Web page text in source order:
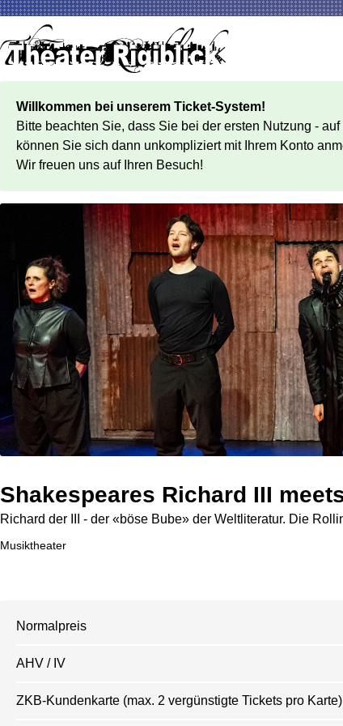
Willkommen bei unserem Ticket-System!
Bitte beachten Sie, dass Sie bei der ersten Nutzung -
können Sie sich dann unkompliziert mit Ihrem Konto
Wir freuen uns auf Ihren Besuch!
Shakespeares Richard III
Richard der III - der «böse Bube» der Weltliteratur. Die
Musiktheater
Normalpreis
AHV / IV
ZKB-Kundenkarte (max. 2 vergünstigte Tickets pro Karte)